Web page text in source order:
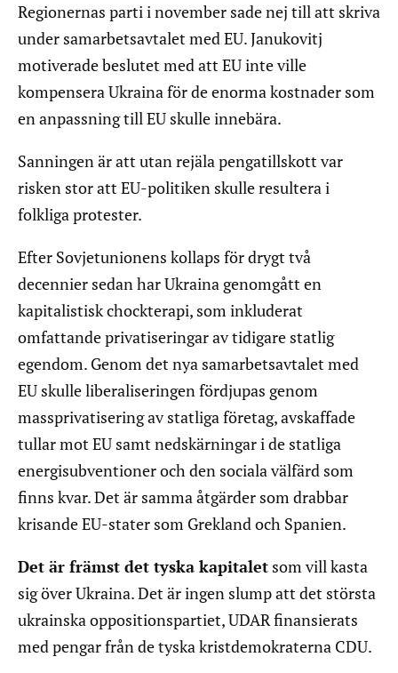
Regionernas parti i november sade nej till att skriva
under samarbetsavtalet med EU. Janukovitj
motiverade beslutet med att EU inte ville
kompensera Ukraina för de enorma kostnader som
en anpassning till EU skulle innebära.
Sanningen är att utan rejäla pengatillskott var
risken stor att EU-politiken skulle resultera i
folkliga protester.
Efter Sovjetunionens kollaps för drygt två
decennier sedan har Ukraina genomgått en
kapitalistisk chockterapi, som inkluderat
omfattande privatiseringar av tidigare statlig
egendom. Genom det nya samarbetsavtalet med
EU skulle liberaliseringen fördjupas genom
massprivatisering av statliga företag, avskaffade
tullar mot EU samt nedskärningar i de statliga
energisubventioner och den sociala välfärd som
finns kvar. Det är samma åtgärder som drabbar
krisande EU-stater som Grekland och Spanien.
Det är främst det tyska kapitalet som vill kasta
sig över Ukraina. Det är ingen slump att det största
ukrainska oppositionspartiet, UDAR finansierats
med pengar från de tyska kristdemokraterna CDU.